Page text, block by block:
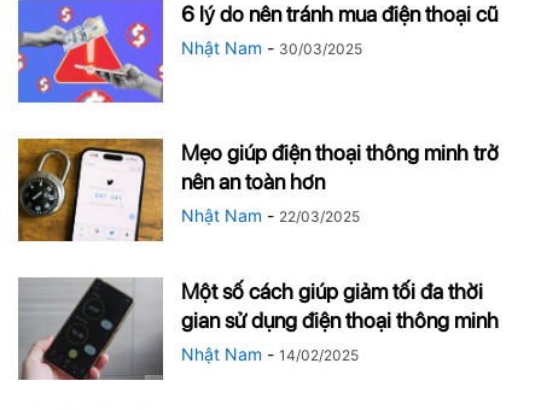
6 lý do nên tránh mua điện thoại cũ
Nhật Nam - 30/03/2025
Mẹo giúp điện thoại thông minh trở
nên an toàn hơn
Nhật Nam - 22/03/2025
Một số cách giúp giảm tối đa thời
gian sử dụng điện thoại thông minh
Nhật Nam - 14/02/2025